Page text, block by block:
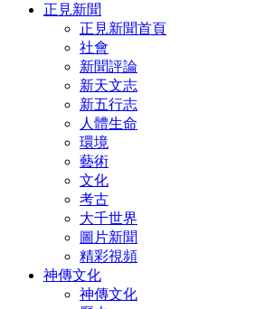
正見新聞
正見新聞首頁
社會
新聞評論
新天文志
新五行志
人體生命
環境
藝術
文化
考古
大千世界
圖片新聞
精彩視頻
神傳文化
神傳文化